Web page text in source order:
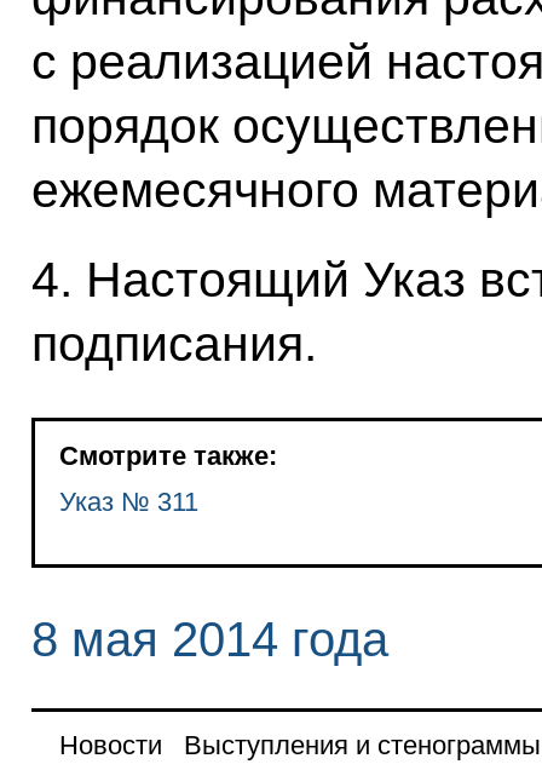
с реализацией
порядок
ежемесячного
4. Настоящий Указ
подписания.
Смотрите также:
Указ № 311
8 мая 2014 года
Новости
Выступления и стенограммы